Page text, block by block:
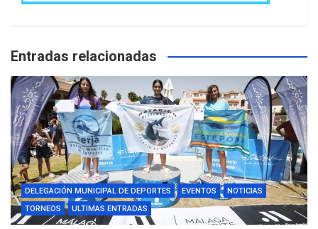
Entradas relacionadas
DELEGACIÓN MUNICIPAL DE DEPORTES EVENTOS
NOTICIAS
TORNEOS
ULTIMAS ENTRADAS